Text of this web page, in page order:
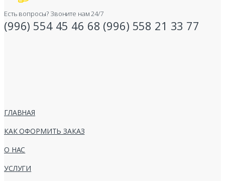
Есть вопросы? Звоните нам 24/7
(996) 554 45 46 68 (996) 558 21 33 77
ГЛАВНАЯ
КАК ОФОРМИТЬ ЗАКАЗ
О НАС
УСЛУГИ